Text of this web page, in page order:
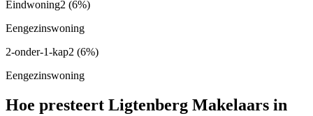
Eindwoning2 (6%)
Eengezinswoning
2-onder-1-kap2 (6%)
Eengezinswoning
Hoe presteert Ligtenberg Makelaars in